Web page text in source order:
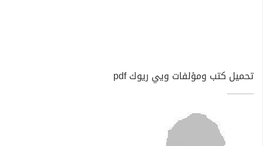
تحميل كتب ومؤلفات ويي ريوك pdf